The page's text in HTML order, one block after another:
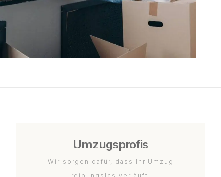
Umzugsprofis
Wir sorgen dafür, dass Ihr Umzug
reibungslos verläuft.